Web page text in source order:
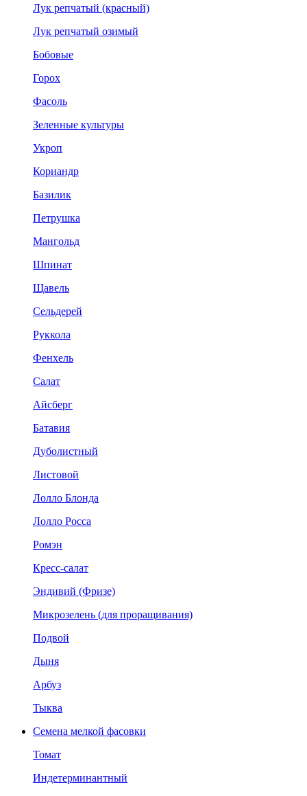
Лук репчатый (красный)
Лук репчатый озимый
Бобовые
Горох
Фасоль
Зеленные культуры
Укроп
Кориандр
Базилик
Петрушка
Мангольд
Шпинат
Щавель
Сельдерей
Руккола
Фенхель
Салат
Айсберг
Батавия
Дуболистный
Листовой
Лолло Блонда
Лолло Росса
Ромэн
Кресс-салат
Эндивий (Фризе)
Микрозелень (для проращивания)
Подвой
Дыня
Арбуз
Тыква
Семена мелкой фасовки
Томат
Индетерминантный